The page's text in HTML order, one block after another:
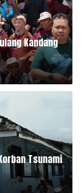
Kandang
Tsunami